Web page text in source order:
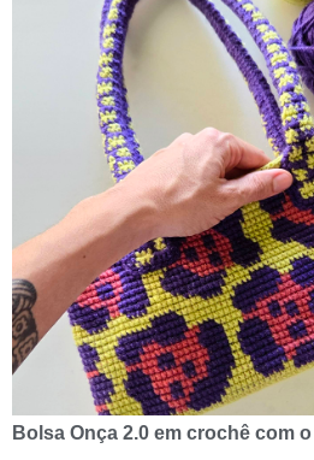
Bolsa Onça 2.0 em crochê com